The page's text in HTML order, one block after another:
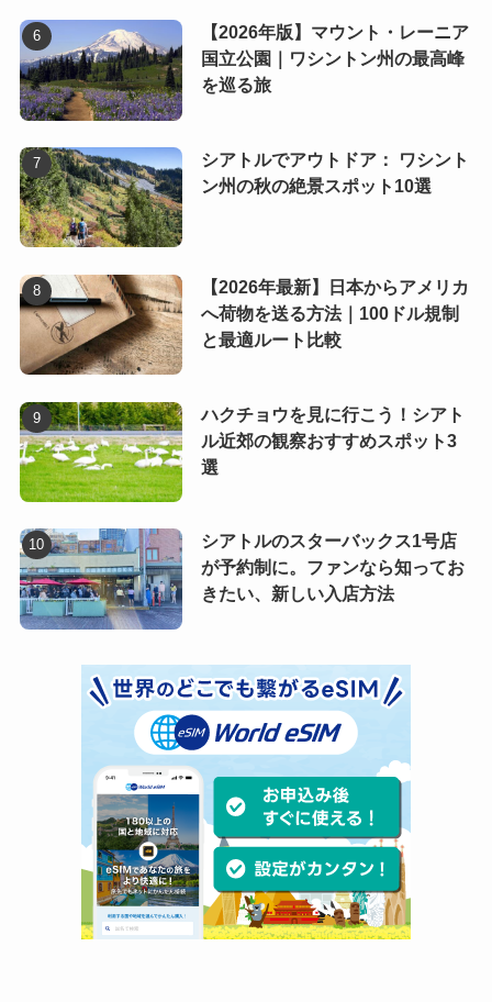
【2026年版】マウント・レーニア
国立公園｜ワシントン州の最高峰
を巡る旅
シアトルでアウトドア： ワシント
ン州の秋の絶景スポット10選
【2026年最新】日本からアメリカ
へ荷物を送る方法｜100ドル規制
と最適ルート比較
ハクチョウを見に行こう！シアト
ル近郊の観察おすすめスポット3
選
シアトルのスターバックス1号店
が予約制に。ファンなら知ってお
きたい、新しい入店方法